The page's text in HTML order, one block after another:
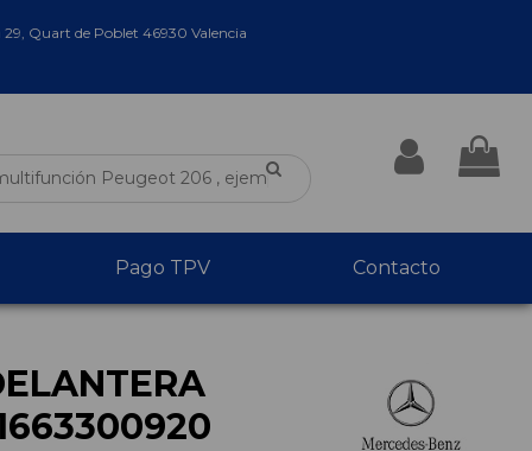
29, Quart de Poblet 46930 Valencia
Pago TPV Contacto